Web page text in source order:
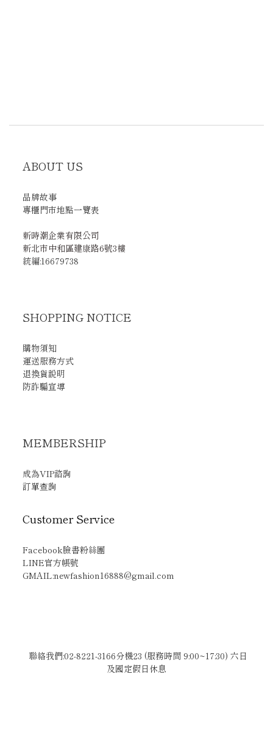
ABOUT US
品牌故事
專櫃門市地點一覽表
新時潮企業有限公司
新北市中和區建康路6號3樓
統編:16679738
SHOPPING NOTICE
購物須知
運送服務方式
退換貨說明
防詐騙宣導
MEMBERSHIP
成為VIP諮詢
訂單查詢
Customer Service
Facebook臉書粉絲團
LINE官方帳號
GMAIL:newfashion16888@gmail.com
聯絡我們:02-8221-3166分機23 (服務時間 9:00~17:30) 六日
及國定假日休息